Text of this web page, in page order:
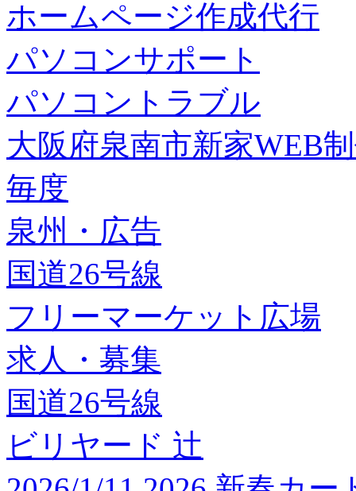
ホームページ作成代行
パソコンサポート
パソコントラブル
大阪府泉南市新家WEB
毎度
泉州・広告
国道26号線
フリーマーケット広場
求人・募集
国道26号線
ビリヤード 辻